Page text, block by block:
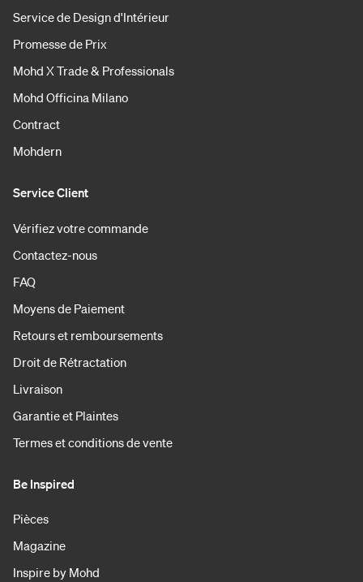
Service de Design d'Intérieur
Promesse de Prix
Mohd X Trade & Professionals
Mohd Officina Milano
Contract
Mohdern
Service Client
Vérifiez votre commande
Contactez-nous
FAQ
Moyens de Paiement
Retours et remboursements
Droit de Rétractation
Livraison
Garantie et Plaintes
Termes et conditions de vente
Be Inspired
Pièces
Magazine
Inspire by Mohd